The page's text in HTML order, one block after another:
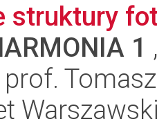
struktury
1